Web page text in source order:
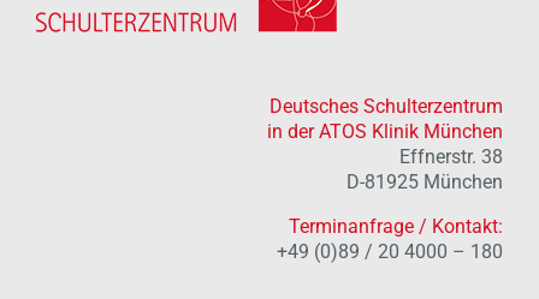
Deutsches Schulterzentrum
in der ATOS Klinik München
Effnerstr. 38
D-81925 München
Terminanfrage / Kontakt:
+49 (0)89 / 20 4000 – 180